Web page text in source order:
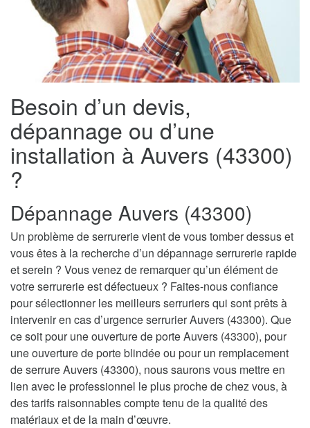
Besoin d’un devis,
dépannage ou d’une
installation à Auvers (43300)
?
Dépannage Auvers (43300)
Un problème de serrurerie vient de vous tomber dessus et
vous êtes à la recherche d’un dépannage serrurerie rapide
et serein ? Vous venez de remarquer qu’un élément de
votre serrurerie est défectueux ? Faites-nous confiance
pour sélectionner les meilleurs serruriers qui sont prêts à
intervenir en cas d’urgence serrurier Auvers (43300). Que
ce soit pour une ouverture de porte Auvers (43300), pour
une ouverture de porte blindée ou pour un remplacement
de serrure Auvers (43300), nous saurons vous mettre en
lien avec le professionnel le plus proche de chez vous, à
des tarifs raisonnables compte tenu de la qualité des
matériaux et de la main d’œuvre.